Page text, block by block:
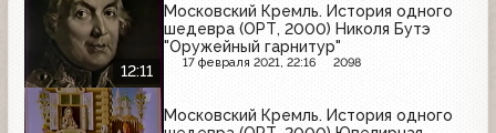
12:11
Московский Кремль. История одного
шедевра (ОРТ, 2000) Николя Бутэ
"Оружейный гарнитур"
17 февраля 2021, 22:16 2098
Московский Кремль. История одного